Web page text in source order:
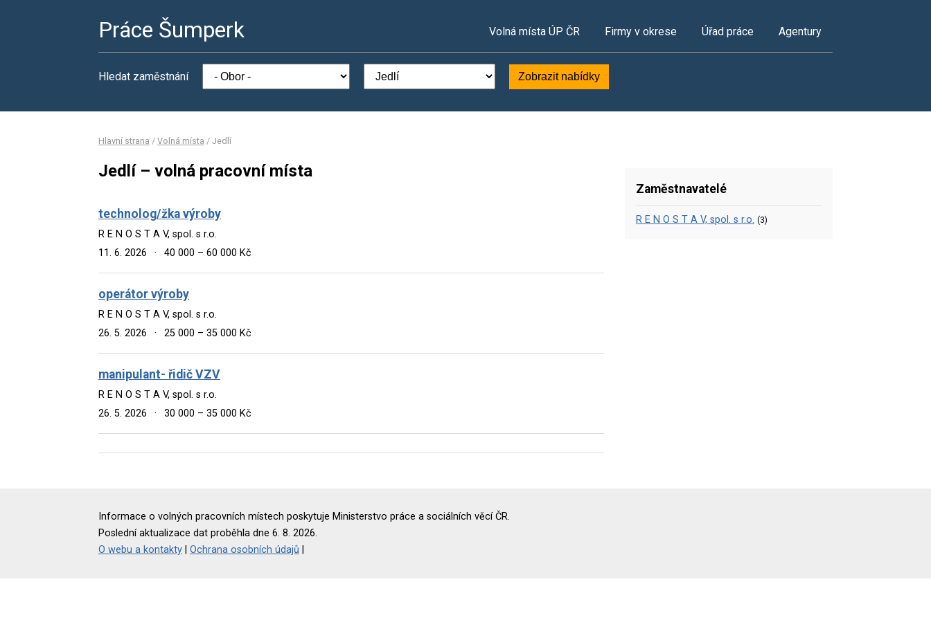
Práce Šumperk Volná místa ÚP ČR Firmy v okrese Úřad práce Agentury
Hledat zaměstnání Zobrazit nabídky
Hlavní strana / Volná místa / Jedlí
Jedlí – volná pracovní místa
technolog/žka výroby
R E N O S T A V, spol. s r.o.
11. 6. 2026
· 40 000 – 60 000 Kč
operátor výroby
R E N O S T A V, spol. s r.o.
26. 5. 2026
· 25 000 – 35 000 Kč
manipulant- řidič VZV
R E N O S T A V, spol. s r.o.
26. 5. 2026
· 30 000 – 35 000 Kč
Zaměstnavatelé
R E N O S T A V, spol. s r.o. (3)
Informace o volných pracovních místech poskytuje Ministerstvo práce a sociálních věcí ČR.
Poslední aktualizace dat proběhla dne 6. 8. 2026.
O webu a kontakty
Ochrana osobních údajů